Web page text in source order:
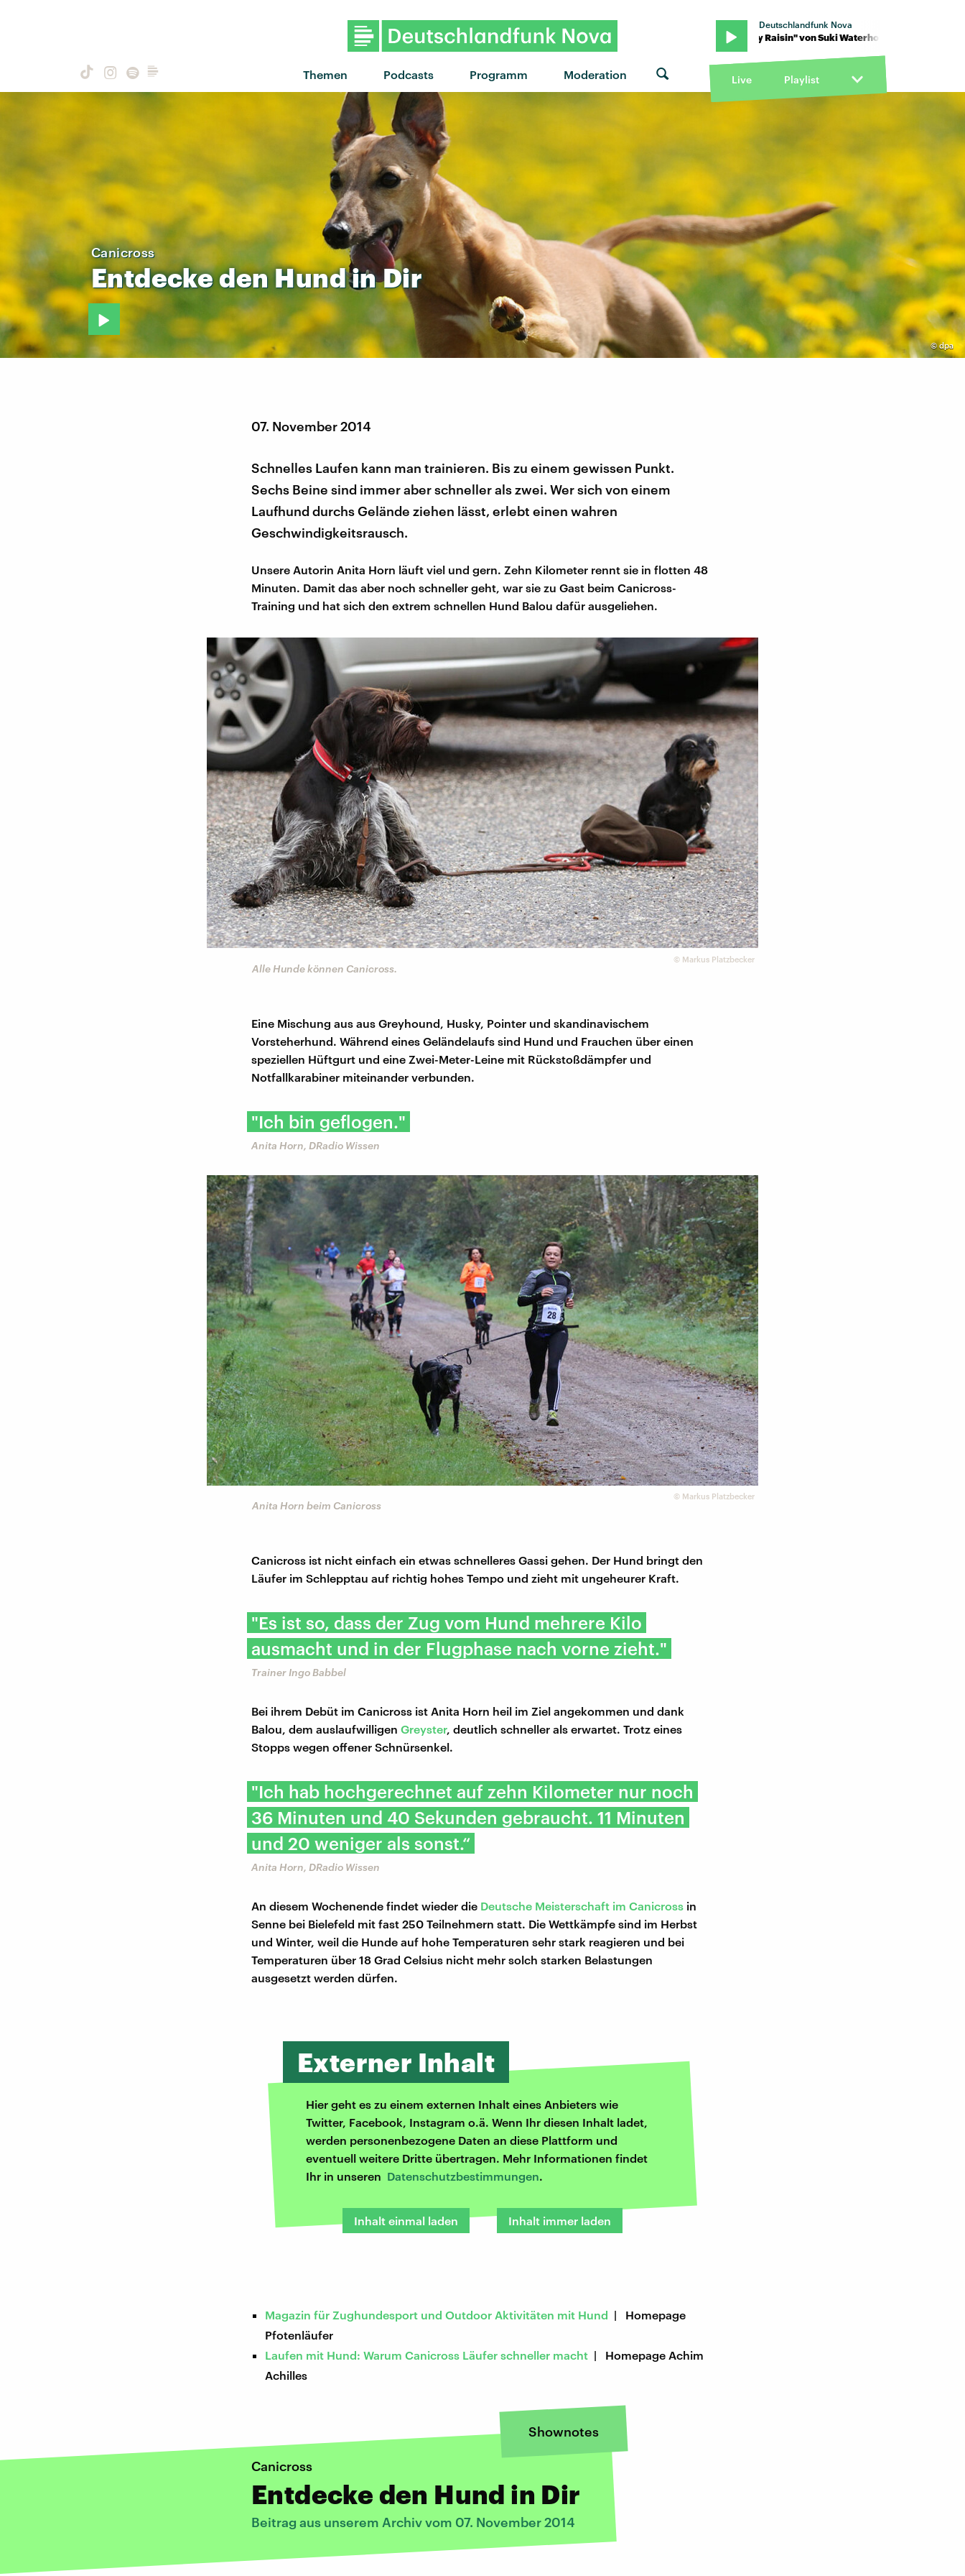
Themen Podcasts Programm Moderation
Deutschlandfunk Nova
"Tiny Raisin" von Suki Waterhouse · "Tiny Raisin" von Suki Waterhouse · "Tiny Raisin" von Suki
Live Playlist
©dpa
Canicross
EntdeckedenHundinDir
07. November 2014
Schnelles Laufen kann man trainieren. Bis zu einem gewissen Punkt.
Sechs Beine sind immer aber schneller als zwei. Wer sich von einem
Laufhund durchs Gelände ziehen lässt, erlebt einen wahren
Geschwindigkeitsrausch.
Unsere Autorin Anita Horn läuft viel und gern. Zehn Kilometer rennt sie in flotten 48
Minuten. Damit das aber noch schneller geht, war sie zu Gast beim Canicross-
Training und hat sich den extrem schnellen Hund Balou dafür ausgeliehen.
© Markus Platzbecker
Alle Hunde können Canicross.
Eine Mischung aus aus Greyhound, Husky, Pointer und skandinavischem
Vorsteherhund. Während eines Geländelaufs sind Hund und Frauchen über einen
speziellen Hüftgurt und eine Zwei-Meter-Leine mit Rückstoßdämpfer und
Notfallkarabiner miteinander verbunden.
"Ich bin geflogen."
Anita Horn, DRadio Wissen
© Markus Platzbecker
Anita Horn beim Canicross
Canicross ist nicht einfach ein etwas schnelleres Gassi gehen. Der Hund bringt den
Läufer im Schlepptau auf richtig hohes Tempo und zieht mit ungeheurer Kraft.
"Es ist so, dass der Zug vom Hund mehrere Kilo
ausmacht und in der Flugphase nach vorne zieht."
Trainer Ingo Babbel
Bei ihrem Debüt im Canicross ist Anita Horn heil im Ziel angekommen und dank
Balou, dem auslaufwilligen Greyster, deutlich schneller als erwartet. Trotz eines
Stopps wegen offener Schnürsenkel.
"Ich hab hochgerechnet auf zehn Kilometer nur noch
36 Minuten und 40 Sekunden gebraucht. 11 Minuten
und 20 weniger als sonst.“
Anita Horn, DRadio Wissen
An diesem Wochenende findet wieder die Deutsche Meisterschaft im Canicross in
Senne bei Bielefeld mit fast 250 Teilnehmern statt. Die Wettkämpfe sind im Herbst
und Winter, weil die Hunde auf hohe Temperaturen sehr stark reagieren und bei
Temperaturen über 18 Grad Celsius nicht mehr solch starken Belastungen
ausgesetzt werden dürfen.
Externer Inhalt
Hier geht es zu einem externen Inhalt eines Anbieters wie
Twitter, Facebook, Instagram o.ä. Wenn Ihr diesen Inhalt ladet,
werden personenbezogene Daten an diese Plattform und
eventuell weitere Dritte übertragen. Mehr Informationen findet
Ihr in unseren Datenschutzbestimmungen.
Inhalt einmal laden Inhalt immer laden
Magazin für Zughundesport und Outdoor Aktivitäten mit Hund | Homepage
Pfotenläufer
Laufen mit Hund: Warum Canicross Läufer schneller macht | Homepage Achim
Achilles
Shownotes
Canicross
Entdecke den Hund in Dir
Beitrag aus unserem Archiv vom 07. November 2014